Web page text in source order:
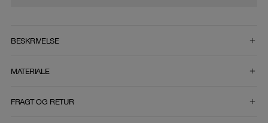
BESKRIVELSE
MATERIALE
FRAGT OG RETUR